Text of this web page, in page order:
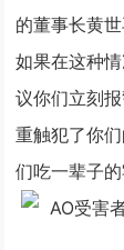
的董事长黄
如果在这种
议你们立刻
重触犯了你
们吃一辈子的